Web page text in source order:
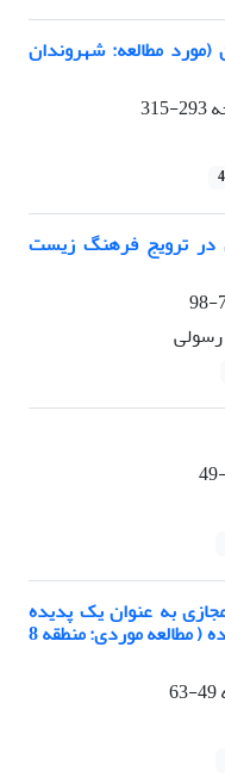
مطالعه: شهروندان
293-315
در ترویج فرهنگ زیست
رسولی
به عنوان یک پدیده
اجتماعی نوپدید وتأثیرآن بر کانون خانواده‌ ( مطالعه موردی: منطقه 8
49-63